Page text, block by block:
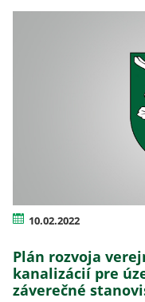
10.02.2022
Plán rozvoja
kanalizácií pre
záverečné